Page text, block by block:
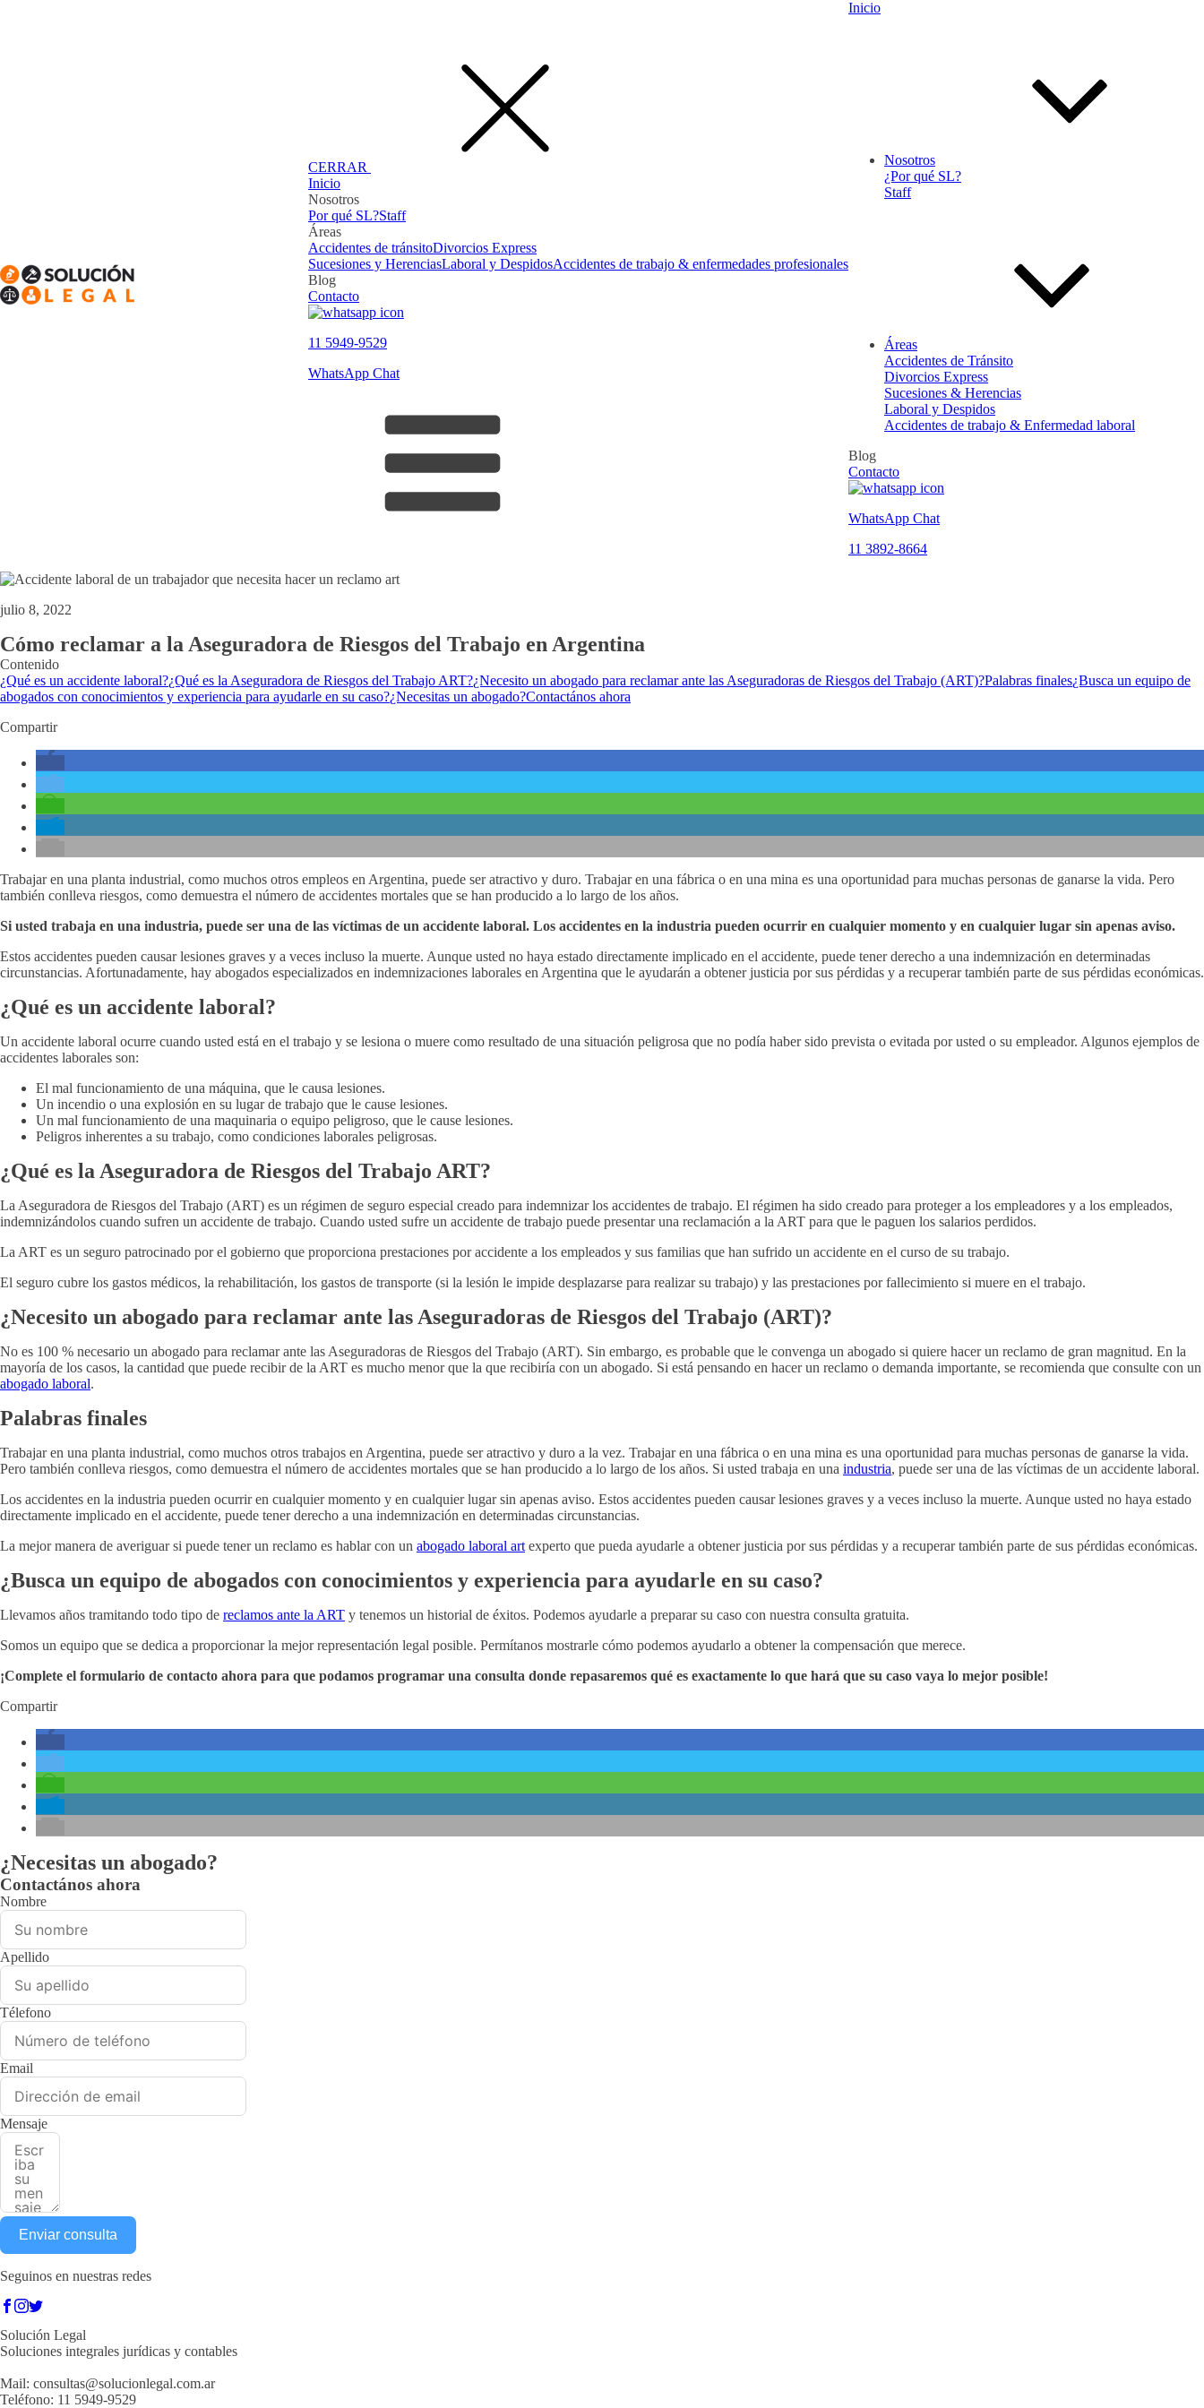
CERRAR
Inicio
Nosotros
Por qué SL?Staff
Áreas
Accidentes de tránsitoDivorcios Express
Sucesiones y HerenciasLaboral y DespidosAccidentes de trabajo & enfermedades profesionales
Blog
Contacto
11 5949-9529
WhatsApp Chat
Inicio
Nosotros
¿Por qué SL?
Staff
Áreas
Accidentes de Tránsito
Divorcios Express
Sucesiones & Herencias
Laboral y Despidos
Accidentes de trabajo & Enfermedad laboral
Blog
Contacto
WhatsApp Chat
11 3892-8664
julio 8, 2022
Cómo reclamar a la Aseguradora de Riesgos del Trabajo en Argentina
Contenido
¿Qué es un accidente laboral?¿Qué es la Aseguradora de Riesgos del Trabajo ART?¿Necesito un abogado para reclamar ante las Aseguradoras de Riesgos del Trabajo (ART)?Palabras finales¿Busca un equipo de
abogados con conocimientos y experiencia para ayudarle en su caso?¿Necesitas un abogado?Contactános ahora
Compartir
Trabajar en una planta industrial, como muchos otros empleos en Argentina, puede ser atractivo y duro. Trabajar en una fábrica o en una mina es una oportunidad para muchas personas de ganarse la vida. Pero
también conlleva riesgos, como demuestra el número de accidentes mortales que se han producido a lo largo de los años.
Si usted trabaja en una industria, puede ser una de las víctimas de un accidente laboral. Los accidentes en la industria pueden ocurrir en cualquier momento y en cualquier lugar sin apenas aviso.
Estos accidentes pueden causar lesiones graves y a veces incluso la muerte. Aunque usted no haya estado directamente implicado en el accidente, puede tener derecho a una indemnización en determinadas
circunstancias. Afortunadamente, hay abogados especializados en indemnizaciones laborales en Argentina que le ayudarán a obtener justicia por sus pérdidas y a recuperar también parte de sus pérdidas económicas.
¿Qué es un accidente laboral?
Un accidente laboral ocurre cuando usted está en el trabajo y se lesiona o muere como resultado de una situación peligrosa que no podía haber sido prevista o evitada por usted o su empleador. Algunos ejemplos de
accidentes laborales son:
El mal funcionamiento de una máquina, que le causa lesiones.
Un incendio o una explosión en su lugar de trabajo que le cause lesiones.
Un mal funcionamiento de una maquinaria o equipo peligroso, que le cause lesiones.
Peligros inherentes a su trabajo, como condiciones laborales peligrosas.
¿Qué es la Aseguradora de Riesgos del Trabajo ART?
La Aseguradora de Riesgos del Trabajo (ART) es un régimen de seguro especial creado para indemnizar los accidentes de trabajo. El régimen ha sido creado para proteger a los empleadores y a los empleados,
indemnizándolos cuando sufren un accidente de trabajo. Cuando usted sufre un accidente de trabajo puede presentar una reclamación a la ART para que le paguen los salarios perdidos.
La ART es un seguro patrocinado por el gobierno que proporciona prestaciones por accidente a los empleados y sus familias que han sufrido un accidente en el curso de su trabajo.
El seguro cubre los gastos médicos, la rehabilitación, los gastos de transporte (si la lesión le impide desplazarse para realizar su trabajo) y las prestaciones por fallecimiento si muere en el trabajo.
¿Necesito un abogado para reclamar ante las Aseguradoras de Riesgos del Trabajo (ART)?
No es 100 % necesario un abogado para reclamar ante las Aseguradoras de Riesgos del Trabajo (ART). Sin embargo, es probable que le convenga un abogado si quiere hacer un reclamo de gran magnitud. En la
mayoría de los casos, la cantidad que puede recibir de la ART es mucho menor que la que recibiría con un abogado. Si está pensando en hacer un reclamo o demanda importante, se recomienda que consulte con un
abogado laboral.
Palabras finales
Trabajar en una planta industrial, como muchos otros trabajos en Argentina, puede ser atractivo y duro a la vez. Trabajar en una fábrica o en una mina es una oportunidad para muchas personas de ganarse la vida.
Pero también conlleva riesgos, como demuestra el número de accidentes mortales que se han producido a lo largo de los años. Si usted trabaja en una industria, puede ser una de las víctimas de un accidente laboral.
Los accidentes en la industria pueden ocurrir en cualquier momento y en cualquier lugar sin apenas aviso. Estos accidentes pueden causar lesiones graves y a veces incluso la muerte. Aunque usted no haya estado
directamente implicado en el accidente, puede tener derecho a una indemnización en determinadas circunstancias.
La mejor manera de averiguar si puede tener un reclamo es hablar con un abogado laboral art experto que pueda ayudarle a obtener justicia por sus pérdidas y a recuperar también parte de sus pérdidas económicas.
¿Busca un equipo de abogados con conocimientos y experiencia para ayudarle en su caso?
Llevamos años tramitando todo tipo de reclamos ante la ART y tenemos un historial de éxitos. Podemos ayudarle a preparar su caso con nuestra consulta gratuita.
Somos un equipo que se dedica a proporcionar la mejor representación legal posible. Permítanos mostrarle cómo podemos ayudarlo a obtener la compensación que merece.
¡Complete el formulario de contacto ahora para que podamos programar una consulta donde repasaremos qué es exactamente lo que hará que su caso vaya lo mejor posible!
Compartir
¿Necesitas un abogado?
Contactános ahora
Nombre
Apellido
Télefono
Email
Mensaje
Enviar consulta
Seguinos en nuestras redes
Solución Legal
Soluciones integrales jurídicas y contables
Mail: consultas@solucionlegal.com.ar
Teléfono: 11 5949-9529